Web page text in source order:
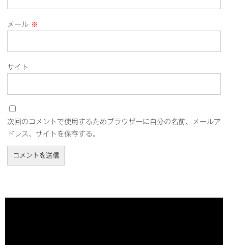
メール ※
サイト
次回のコメントで使用するためブラウザーに自分の名前、メールア
ドレス、サイトを保存する。